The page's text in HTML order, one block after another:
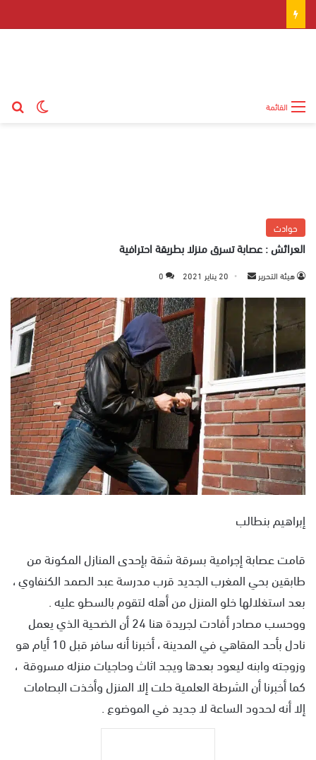
القائمة
حوادث
العرائش : عصابة تسرق منزلا بطريقة احترافية
هيئة التحرير
س
ل
ي
د
ا
إ
ل
ك
ت
ر
ن
ا
20 يناير 2021 0
إبراهيم بنطالب
قامت عصابة إجرامية بسرقة شقة بإحدى المنازل المكونة من
طابقين بحي المغرب الجديد قرب مدرسة عبد الصمد الكنفاوي ،
بعد استغلالها خلو المنزل من أهله لتقوم بالسطو عليه .
ووحسب مصادر أفادت لجريدة هنا 24 أن الضحية الذي يعمل
نادل بأحد المقاهي في المدينة ، أخبرنا أنه سافر قبل 10 أيام هو
وزوجته وابنه ليعود بعدها ويجد اثاث وحاجيات منزله مسروقة ،
كما أخبرنا أن الشرطة العلمية حلت إلا المنزل وأخذت البصامات
إلا أنه لحدود الساعة لا جديد في الموضوع .